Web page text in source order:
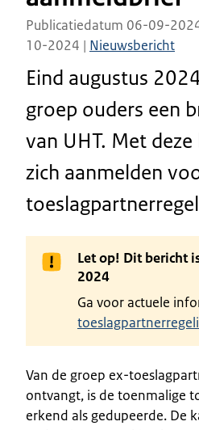
Publicatiedatum 06-09-
10-2024 | Nieuwsbericht
Eind augustus
groep ouders een
van UHT. Met
zich aanmelden
Let op! Dit bericht
2024
Ga voor actuele
Van de groep ex-
ontvangt, is de toenmalige
erkend als gedupeerde. De